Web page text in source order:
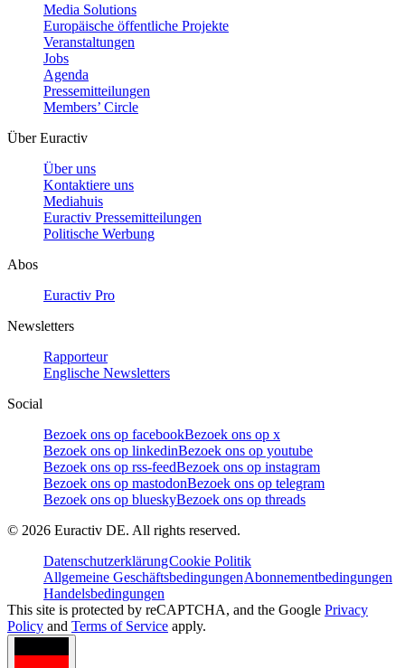
Media Solutions
Europäische öffentliche Projekte
Veranstaltungen
Jobs
Agenda
Pressemitteilungen
Members’ Circle
Über Euractiv
Über uns
Kontaktiere uns
Mediahuis
Euractiv Pressemitteilungen
Politische Werbung
Abos
Euractiv Pro
Newsletters
Rapporteur
Englische Newsletters
Social
Bezoek ons op facebookBezoek ons op x
Bezoek ons op linkedinBezoek ons op youtube
Bezoek ons op rss-feedBezoek ons op instagram
Bezoek ons op mastodonBezoek ons op telegram
Bezoek ons op blueskyBezoek ons op threads
© 2026 Euractiv DE. All rights reserved.
DatenschutzerklärungCookie Politik
Allgemeine GeschäftsbedingungenAbonnementbedingungen
Handelsbedingungen
This site is protected by reCAPTCHA, and the Google Privacy
Policy and Terms of Service apply.